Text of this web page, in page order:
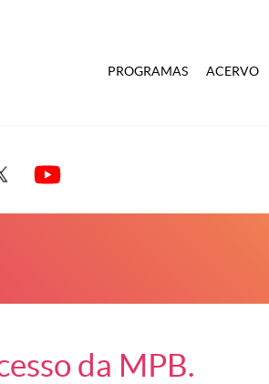
PROGRAMAS ACERVO
da MPB.